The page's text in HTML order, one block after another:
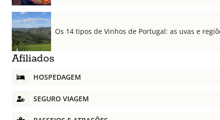
Os 14 tipos de Vinhos de Portugal: as uvas e
Afiliados
HOSPEDAGEM
SEGURO VIAGEM